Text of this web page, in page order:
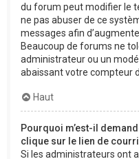
du forum peut modifier le
ne pas abuser de ce
messages afin
Beaucoup de forums ne
administrateur ou un
abaissant votre compteur
Haut
Pourquoi m’est-il
clique sur le lien de
Si les administrateurs ont